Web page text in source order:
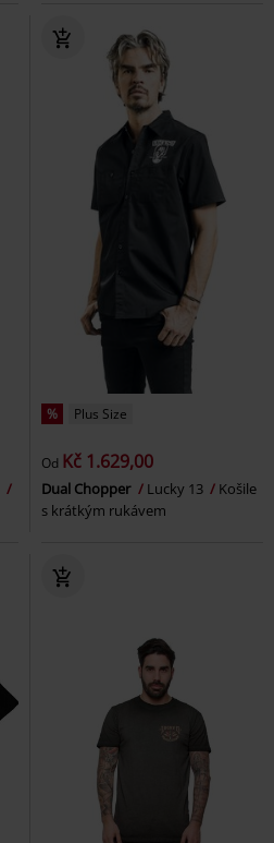
% Plus Size
Od Kč 1.629,00
Dual Chopper Lucky 13
Košile
s krátkým rukávem